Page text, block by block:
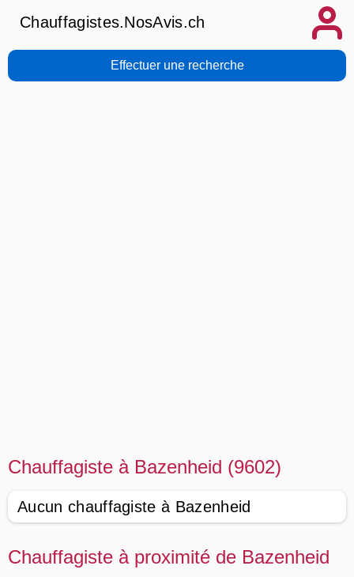
Chauffagistes.NosAvis.ch
Effectuer une recherche
Chauffagiste à Bazenheid (9602)
Aucun chauffagiste à Bazenheid
Chauffagiste à proximité de Bazenheid